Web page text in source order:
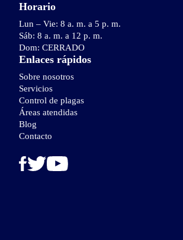
Horario
Lun – Vie: 8 a. m. a 5 p. m.
Sáb: 8 a. m. a 12 p. m.
Dom: CERRADO
Enlaces rápidos
Sobre nosotros
Servicios
Control de plagas
Áreas atendidas
Blog
Contacto